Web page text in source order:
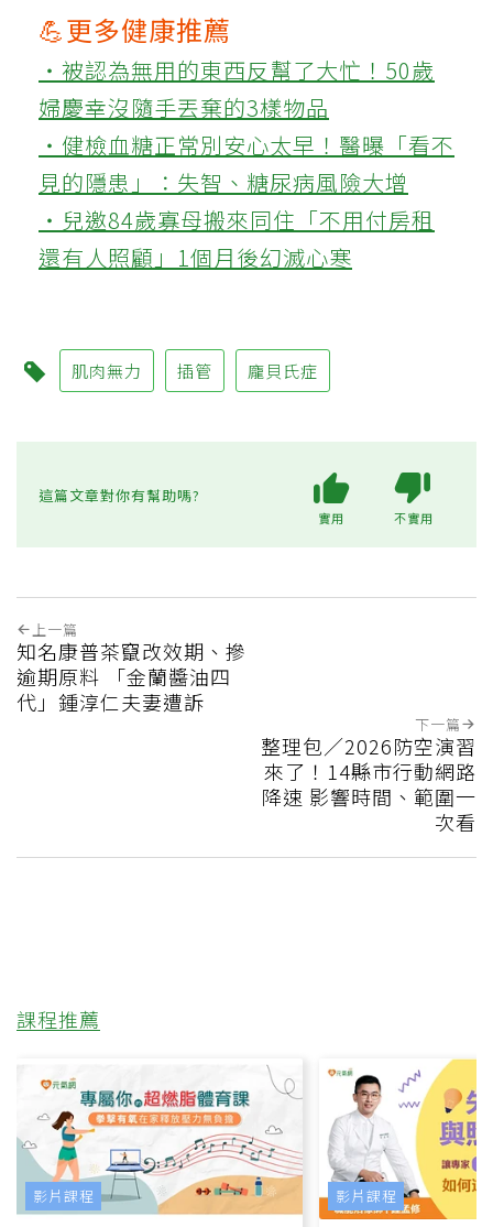
💪更多健康推薦
‧被認為無用的東西反幫了大忙！50歲
婦慶幸沒隨手丟棄的3樣物品
‧健檢血糖正常別安心太早！醫曝「看不
見的隱患」：失智、糖尿病風險大增
‧兒邀84歲寡母搬來同住「不用付房租
還有人照顧」1個月後幻滅心寒
肌肉無力 插管 龐貝氏症
這篇文章對你有幫助嗎?
實用 不實用
上一篇
知名康普茶竄改效期、摻
逾期原料 「金蘭醬油四
代」鍾淳仁夫妻遭訴
下一篇
整理包／2026防空演習
來了！14縣市行動網路
降速 影響時間、範圍一
次看
課程推薦
影片課程 影片課程